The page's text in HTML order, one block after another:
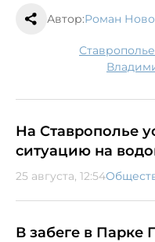
Автор:Роман
Ставрополье
На Ставрополье
ситуацию на
25 августа, 12:54
В забеге в Парке